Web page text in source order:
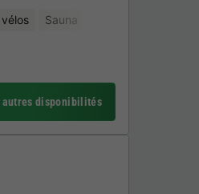
Sauna
disponibilités